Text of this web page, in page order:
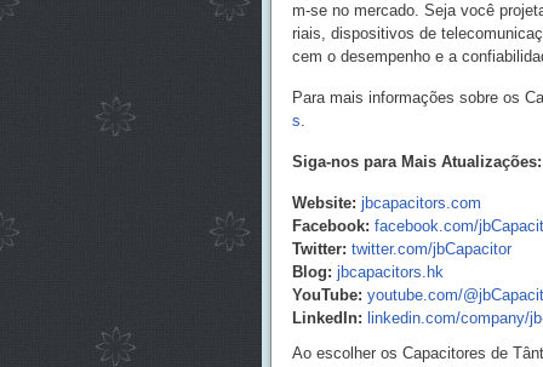
m-se no mercado. Seja você
riais, dispositivos de
cem o desempenho e a
Para mais informações sobre os
s.
Siga-nos para Mais Atualizações:
Website: jbcapacitors.com
Facebook: facebook.com/
Twitter: twitter.com/jbCapacitor
Blog: jbcapacitors.hk
YouTube: youtube.com/
LinkedIn: linkedin.com/company/
Ao escolher os Capacitores de